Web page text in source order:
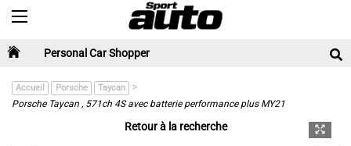
Toggle navigation
Personal Car Shopper
Accueil Porsche Taycan >
Porsche Taycan , 571ch 4S avec batterie performance plus MY21
Retour à la recherche